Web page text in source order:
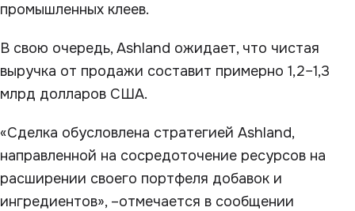
промышленных клеев.
В свою очередь, Ashland ожидает, что чистая
выручка от продажи составит примерно 1,2–1,3
млрд долларов США.
«Сделка обусловлена стратегией Ashland,
направленной на сосредоточение ресурсов на
расширении своего портфеля добавок и
ингредиентов», –отмечается в сообщении